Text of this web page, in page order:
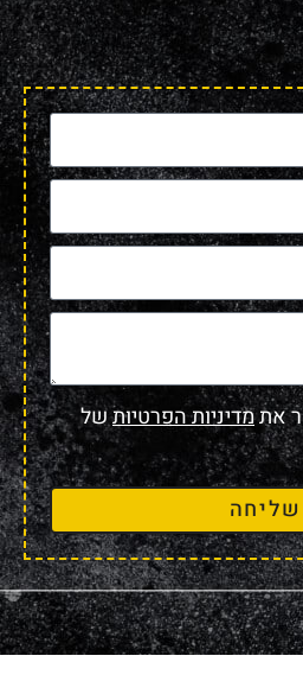
אתמדיניות הפרטיותשל
שליחה